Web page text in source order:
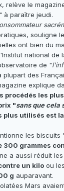
relève le
à paraître jeudi.
souligne
ont bien du
national de
de "
plupart des
explique
procédés les
"sans que cela
plus utilisés est
les biscuits
300 grammes
a aussi réduit
un kilo ou
g auparavant.
Mars